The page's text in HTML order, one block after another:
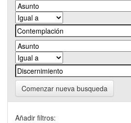
Comenzar nueva busqueda
Añadir filtros: